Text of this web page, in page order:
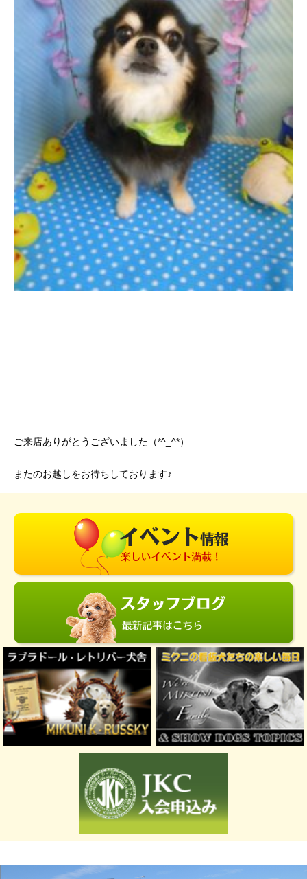
ご来店ありがとうございました（*^_^*）
またのお越しをお待ちしております♪